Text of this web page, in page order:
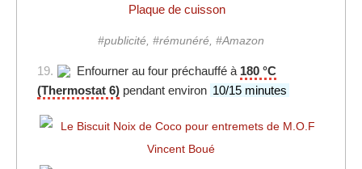
Plaque de cuisson
#publicité, #rémunéré, #Amazon
19. Enfourner au four préchauffé à 180 °C
(Thermostat 6) pendant environ 10/15 minutes